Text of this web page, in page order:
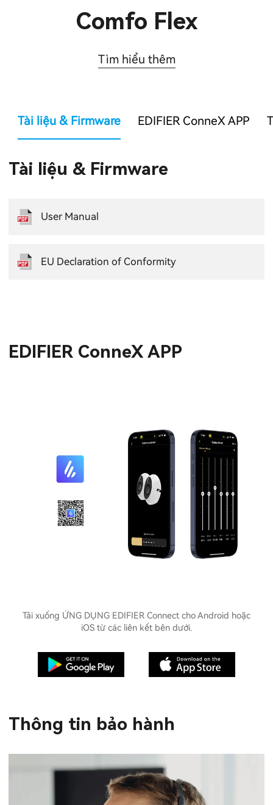
Comfo Flex
Tìm hiểu thêm
Tài liệu & Firmware EDIFIER ConneX APP
Tài liệu & Firmware
User Manual
EU Declaration of Conformity
EDIFIER ConneX APP
Tải xuống ỨNG DỤNG EDIFIER Connect cho Android hoặc
iOS từ các liên kết bên dưới.
Thông tin bảo hành